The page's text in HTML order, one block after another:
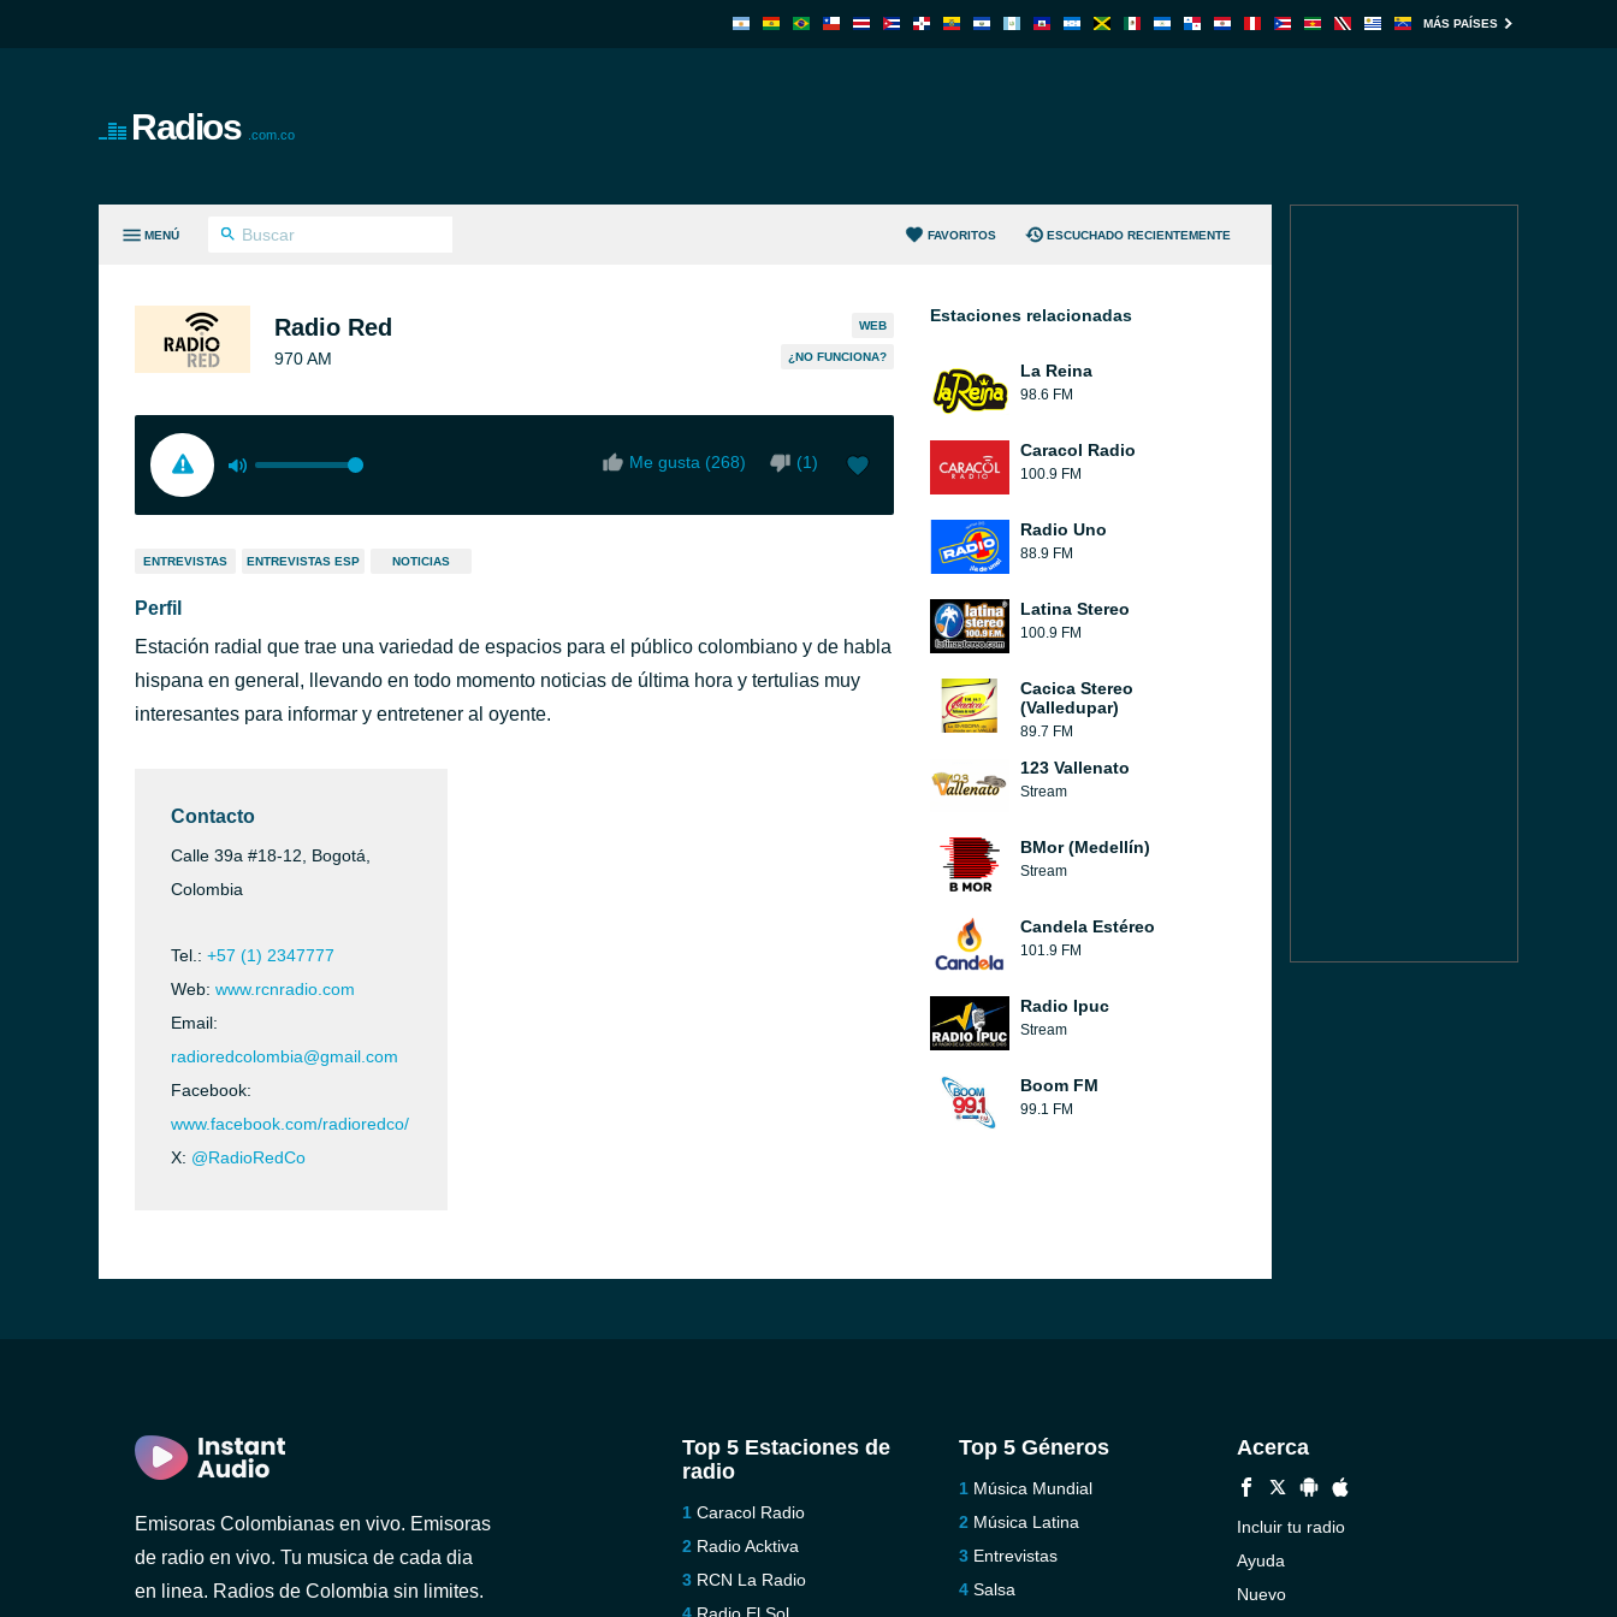
MÁS PAÍSES
Radios .com.co
MENÚ FAVORITOS ESCUCHADO RECIENTEMENTE
Radio Red
970 AM
WEB
¿NO FUNCIONA?
Me gusta (268) (1)
ENTREVISTAS ENTREVISTAS ESP NOTICIAS
Perfil
Estación radial que trae una variedad de espacios para el público colombiano y de habla
hispana en general, llevando en todo momento noticias de última hora y tertulias muy
interesantes para informar y entretener al oyente.
Contacto
Calle 39a #18-12, Bogotá,
Colombia
Tel.: +57 (1) 2347777
Web: www.rcnradio.com
Email:
radioredcolombia@gmail.com
Facebook:
www.facebook.com/radioredco/
X: @RadioRedCo
Estaciones relacionadas
La Reina
98.6 FM
Caracol Radio
100.9 FM
Radio Uno
88.9 FM
Latina Stereo
100.9 FM
Cacica Stereo
(Valledupar)
89.7 FM
123 Vallenato
Stream
BMor (Medellín)
Stream
Candela Estéreo
101.9 FM
Radio Ipuc
Stream
Boom FM
99.1 FM
Emisoras Colombianas en vivo. Emisoras
de radio en vivo. Tu musica de cada dia
en linea. Radios de Colombia sin limites.
Top 5 Estaciones de
radio
Caracol Radio
Radio Acktiva
RCN La Radio
Top 5 Géneros
Música Mundial
Música Latina
Entrevistas
Salsa
Acerca
Incluir tu radio
Ayuda
Nuevo